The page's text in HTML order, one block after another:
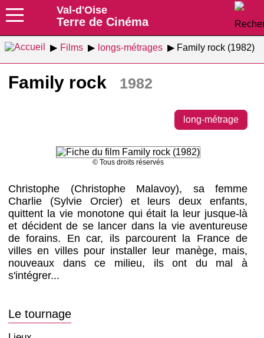
Val-d'Oise
Terre de Cinéma
Films longs-métrages Family rock (1982)
Family rock 1982
long-métrage
© Tous droits réservés
Christophe (Christophe Malavoy), sa femme
Charlie (Sylvie Orcier) et leurs deux enfants,
quittent la vie monotone qui était la leur jusque-là
et décident de se lancer dans la vie aventureuse
de forains. En car, ils parcourent la France de
villes en villes pour installer leur manège, mais,
nouveaux dans ce milieu, ils ont du mal à
s'intégrer...
Le tournage